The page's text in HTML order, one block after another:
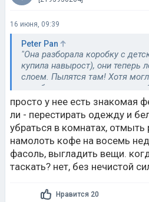
16 июня, 09:39
Peter Pan
"Она разборала коробку с
купила навырост), они
слоем. Пылятся там! Хотя
короба для хранения, так хотя
там лежит, было бы легко
квартире даже стремянки
со шкафа это буду доставать."
Она с собой принесла
Прикольная)
просто у нее есть знакомая
ли - перестирать одежду и
убраться в комнатах, отмыть
намолоть кофе на восемь
фасоль, выгладить вещи.
таскать? нет, без нечистой
Нравится 20